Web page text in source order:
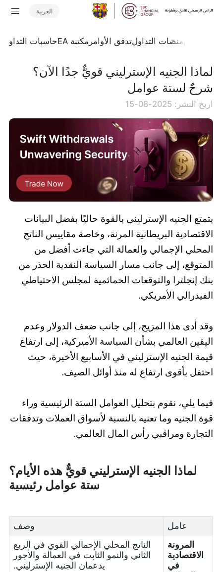
العربية
السوقمنصات التداولتدفق الأوامر مكتبة EA حاسبات التداول
لماذا الجنيه الإسترليني قويٌّ جدًا الآن؟
شرحٌ لستة عوامل
اريخ النشر: 2025-08-15
يتمتع الجنيه الإسترليني بالقوة حاليًا بفضل البيانات
الاقتصادية البريطانية المرنة، وخاصة مقاييس الناتج
المحلي الإجمالي والعمالة التي جاءت أفضل من
المتوقع، إلى جانب مسار السياسة النقدية الحذر من
بنك إنجلترا والتوقعات الحمائمية لمجلس الاحتياطي
الفيدرالي الأمريكي.
وقد أدى هذا المزيج، إلى جانب ضعف الدولار وعدم
اليقين العالمي بشأن السياسة الأميركية، إلى ارتفاع
قيمة الجنيه الإسترليني في الأسابيع الأخيرة، حيث
احتفل بأقوى ارتفاع له منذ أوائل الصيف.
فيما يلي، نقوم بتحليل العوامل الستة الرئيسية وراء
قوة الجنيه وما تعنيه بالنسبة لأسواق العملات وتدفقات
التجارة ومراقبي رأس المال العالمي.
لماذا الجنيه الإسترليني قويٌّ هذه الأيام؟
ستة عوامل رئيسية
عامل
وصف
المرونة
الاقتصادية
في
الناتج المحلي الإجمالي القوي في الربع
الثاني والنمو الثابت في العمالة والأجور
يدعمان الجنيه الإسترليني.